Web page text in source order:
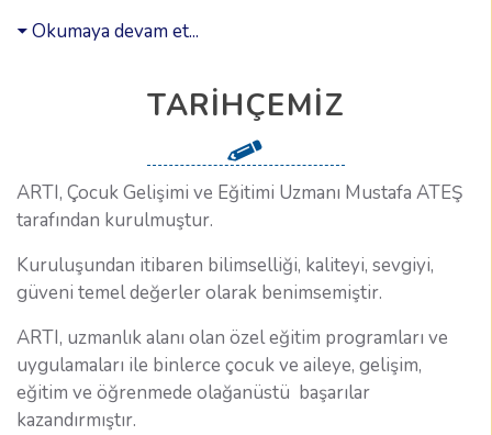
Okumaya devam et...
TARIHÇEMIZ
ARTI, Çocuk Gelişimi ve Eğitimi Uzmanı Mustafa ATEŞ
tarafından kurulmuştur.
Kuruluşundan itibaren bilimselliği, kaliteyi, sevgiyi,
güveni temel değerler olarak benimsemiştir.
ARTI, uzmanlık alanı olan özel eğitim programları ve
uygulamaları ile binlerce çocuk ve aileye, gelişim,
eğitim ve öğrenmede olağanüstü başarılar
kazandırmıştır.